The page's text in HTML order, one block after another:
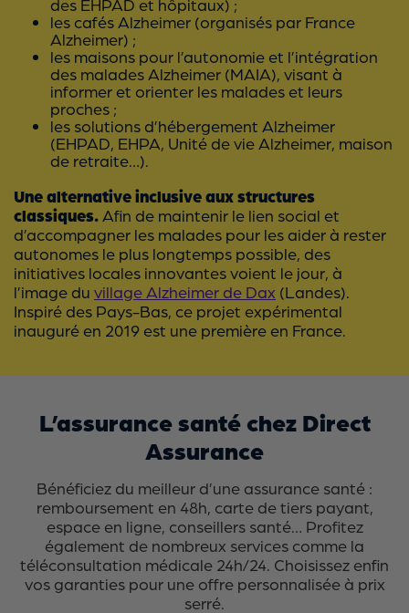
des EHPAD et hôpitaux) ;
les cafés Alzheimer (organisés par France
Alzheimer) ;
les maisons pour l’autonomie et l’intégration
des malades Alzheimer (MAIA), visant à
informer et orienter les malades et leurs
proches ;
les solutions d’hébergement Alzheimer
(EHPAD, EHPA, Unité de vie Alzheimer, maison
de retraite…).
Une alternative inclusive aux structures
classiques. Afin de maintenir le lien social et
d’accompagner les malades pour les aider à rester
autonomes le plus longtemps possible, des
initiatives locales innovantes voient le jour, à
l’image du village Alzheimer de Dax (Landes).
Inspiré des Pays-Bas, ce projet expérimental
inauguré en 2019 est une première en France.
L’assurance santé chez Direct
Assurance
Bénéficiez du meilleur d’une assurance santé :
remboursement en 48h, carte de tiers payant,
espace en ligne, conseillers santé… Profitez
également de nombreux services comme la
téléconsultation médicale 24h/24. Choisissez enfin
vos garanties pour une offre personnalisée à prix
serré.